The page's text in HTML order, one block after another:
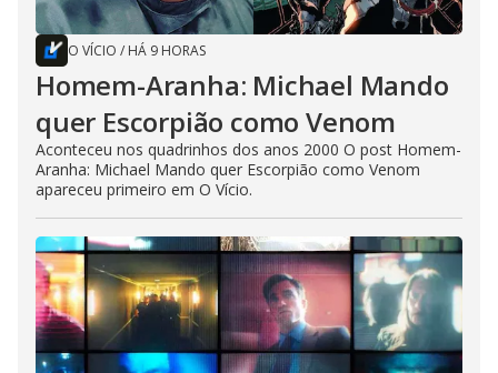
O VÍCIO / HÁ 9 HORAS
Homem-Aranha: Michael Mando
quer Escorpião como Venom
Aconteceu nos quadrinhos dos anos 2000 O post Homem-
Aranha: Michael Mando quer Escorpião como Venom
apareceu primeiro em O Vício.